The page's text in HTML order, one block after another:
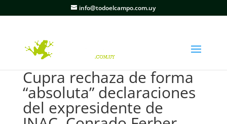
info@todoelcampo.com.uy
Cupra rechaza de forma
“absoluta” declaraciones
del expresidente de